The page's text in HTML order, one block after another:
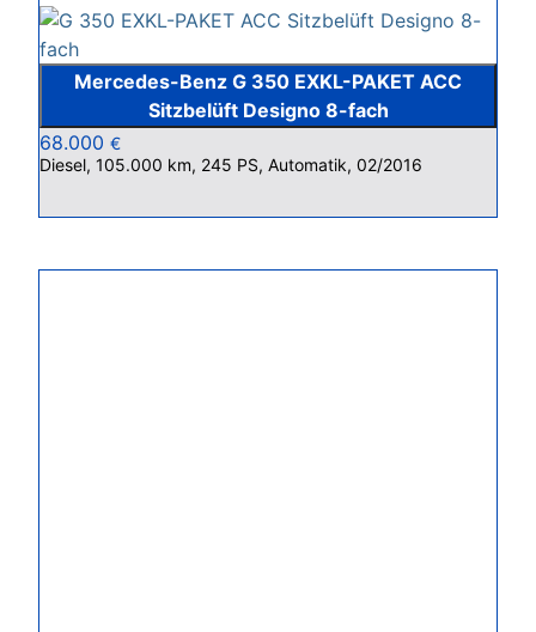
Mercedes-Benz G 350 EXKL-PAKET ACC
Sitzbelüft Designo 8-fach
68.000 €
Diesel, 105.000 km, 245 PS, Automatik, 02/2016